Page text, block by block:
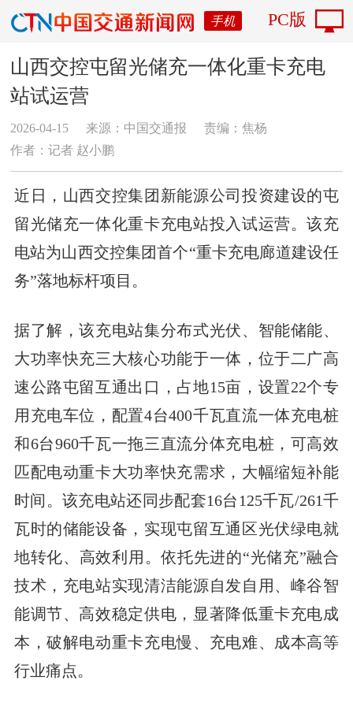
手机 PC版
山西交控屯留光储充一体化重卡充电
站试运营
2026-04-15 来源：中国交通报
责编：焦杨
作者：​记者 赵小鹏
近日，山西交控集团新能源公司投资建设的屯
留光储充一体化重卡充电站投入试运营。该充
电站为山西交控集团首个“重卡充电廊道建设任
务”落地标杆项目。
据了解，该充电站集分布式光伏、智能储能、
大功率快充三大核心功能于一体，位于二广高
速公路屯留互通出口，占地15亩，设置22个专
用充电车位，配置4台400千瓦直流一体充电桩
和6台960千瓦一拖三直流分体充电桩，可高效
匹配电动重卡大功率快充需求，大幅缩短补能
时间。该充电站还同步配套16台125千瓦/261千
瓦时的储能设备，实现屯留互通区光伏绿电就
地转化、高效利用。依托先进的“光储充”融合
技术，充电站实现清洁能源自发自用、峰谷智
能调节、高效稳定供电，显著降低重卡充电成
本，破解电动重卡充电慢、充电难、成本高等
行业痛点。